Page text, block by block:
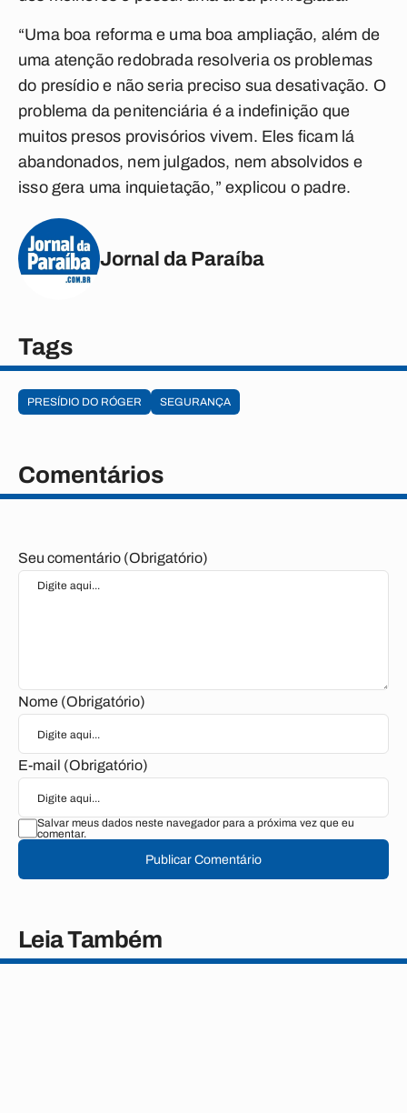
“Uma boa reforma e uma boa ampliação, além de
uma atenção redobrada resolveria os problemas
do presídio e não seria preciso sua desativação. O
problema da penitenciária é a indefinição que
muitos presos provisórios vivem. Eles ficam lá
abandonados, nem julgados, nem absolvidos e
isso gera uma inquietação,” explicou o padre.
Jornal da Paraíba
Tags
PRESÍDIO DO RÓGER SEGURANÇA
Comentários
Seu comentário (Obrigatório)
Nome (Obrigatório)
E-mail (Obrigatório)
Salvar meus dados neste navegador para a próxima vez que eu
comentar.
Publicar Comentário
Leia Também